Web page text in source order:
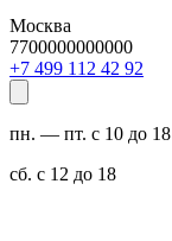
Москва
7700000000000
29 24 211 994 7+
пн. — пт. с 10 до 18
сб. с 12 до 18